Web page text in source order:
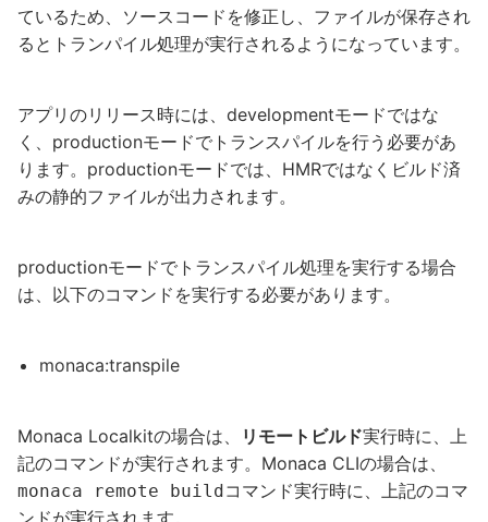
ているため、ソースコードを修正し、ファイルが保存され
るとトランパイル処理が実行されるようになっています。
アプリのリリース時には、developmentモードではな
く、productionモードでトランスパイルを行う必要があ
ります。productionモードでは、HMRではなくビルド済
みの静的ファイルが出力されます。
productionモードでトランスパイル処理を実行する場合
は、以下のコマンドを実行する必要があります。
monaca:transpile
Monaca Localkitの場合は、 リモートビルド実行時に、上
記のコマンドが実行されます。Monaca CLIの場合は、
monaca remote build コマンド実行時に、上記のコマ